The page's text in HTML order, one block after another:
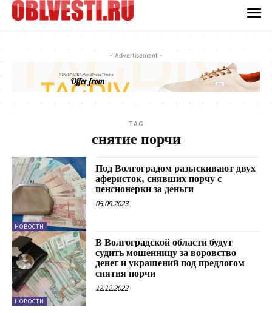
- Advertisement -
TAG
снятие порчи
НОВОСТИ
Под Волгоградом разыскивают двух
аферисток, снявших порчу с
пенсионерки за деньги
05.09.2023
НОВОСТИ
В Волгоградской области будут
судить мошенницу за воровство
денег и украшений под предлогом
снятия порчи
12.12.2022